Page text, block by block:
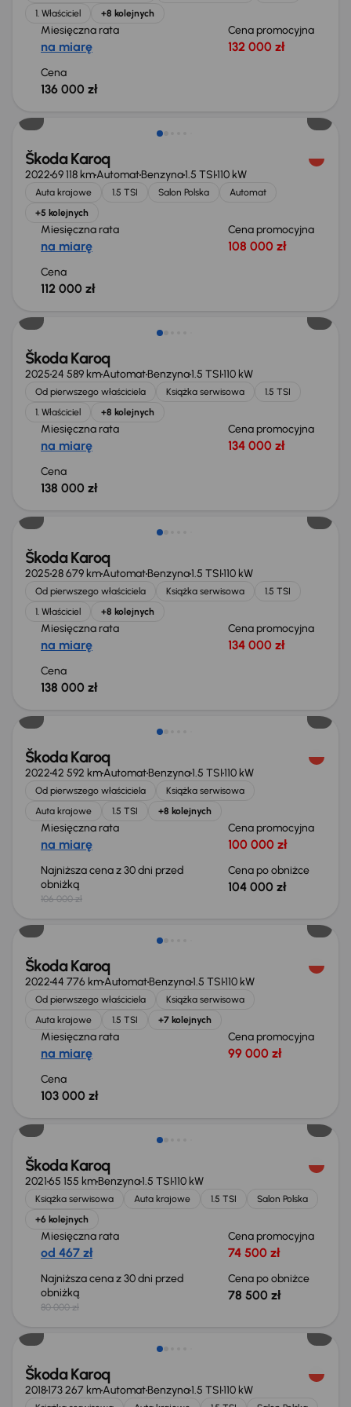
1. Właściciel
+8 kolejnych
Miesięczna rata
na miarę
Cena promocyjna
132 000 zł
Cena
136 000 zł
Możliwość odliczenia VAT
Škoda Karoq
202269 118 kmAutomatBenzyna1.5 TSI110 kW
Auta krajowe 1.5 TSI Salon Polska
Automat
+5 kolejnych
Miesięczna rata
na miarę
Cena promocyjna
108 000 zł
Cena
112 000 zł
Škoda Karoq
202524 589 kmAutomatBenzyna1.5 TSI110 kW
Od pierwszego właściciela Książka serwisowa
1.5 TSI
1. Właściciel
+8 kolejnych
Miesięczna rata
na miarę
Cena promocyjna
134 000 zł
Cena
138 000 zł
Od nowego taniej o 24 400 zł
Škoda Karoq
202528 679 kmAutomatBenzyna1.5 TSI110 kW
Od pierwszego właściciela Książka serwisowa
1.5 TSI
1. Właściciel
+8 kolejnych
Miesięczna rata
na miarę
Cena promocyjna
134 000 zł
Cena
138 000 zł
Taniej o 2 000 zł
Škoda Karoq
202242 592 kmAutomatBenzyna1.5 TSI110 kW
Od pierwszego właściciela
Książka serwisowa
Auta krajowe
1.5 TSI +8 kolejnych
Miesięczna rata
na miarę
Cena promocyjna
100 000 zł
Najniższa cena z 30 dni przed
obniżką
106 000 zł
Cena po obniżce
104 000 zł
Škoda Karoq
202244 776 kmAutomatBenzyna1.5 TSI110 kW
Od pierwszego właściciela
Książka serwisowa
Auta krajowe
1.5 TSI +7 kolejnych
Miesięczna rata
na miarę
Cena promocyjna
99 000 zł
Cena
103 000 zł
Škoda Karoq
202165 155 kmBenzyna1.5 TSI110 kW
Książka serwisowa Auta krajowe 1.5 TSI
Salon Polska
+6 kolejnych
Miesięczna rata
od 467 zł
Cena promocyjna
74 500 zł
Najniższa cena z 30 dni przed
obniżką
80 000 zł
Cena po obniżce
78 500 zł
Škoda Karoq
2018173 267 kmAutomatBenzyna1.5 TSI110 kW